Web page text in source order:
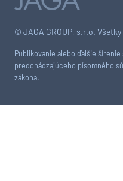
© JAGA GROUP, s.r.o.
Publikovanie alebo ďalšie
predchádzajúceho písomného
zákona.